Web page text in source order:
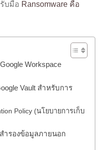
บมือ Ransomware คือ
Workspace
Vault สำหรับการ
Policy (นโยบายการเก็บ
ำรองข้อมูลภายนอก